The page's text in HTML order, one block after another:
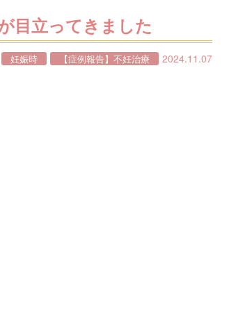
目立ってきました
妊娠時 【症例報告】不妊治療 2024.11.07